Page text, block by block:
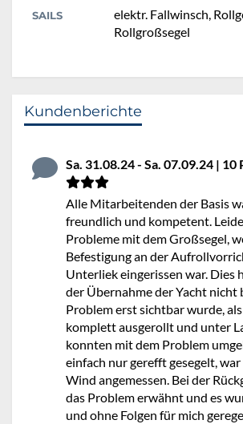
SAILS
elektr. Fallwinsch,
Rollgroßsegel
Kundenberichte
Sa. 31.08.24 - Sa. 07.09.24 | 10
Alle Mitarbeitenden der Basis
freundlich und kompetent.
Probleme mit dem Großsegel,
Befestigung an der
Unterliek eingerissen war. Dies
der Übernahme der Yacht nicht
Problem erst sichtbar wurde,
komplett ausgerollt und unter
konnten mit dem Problem
einfach nur gerefft gesegelt,
Wind angemessen. Bei der
das Problem erwähnt und es
und ohne Folgen für mich